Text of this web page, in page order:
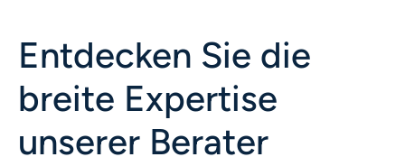
Entdecken Sie die
breite Expertise
unserer Berater